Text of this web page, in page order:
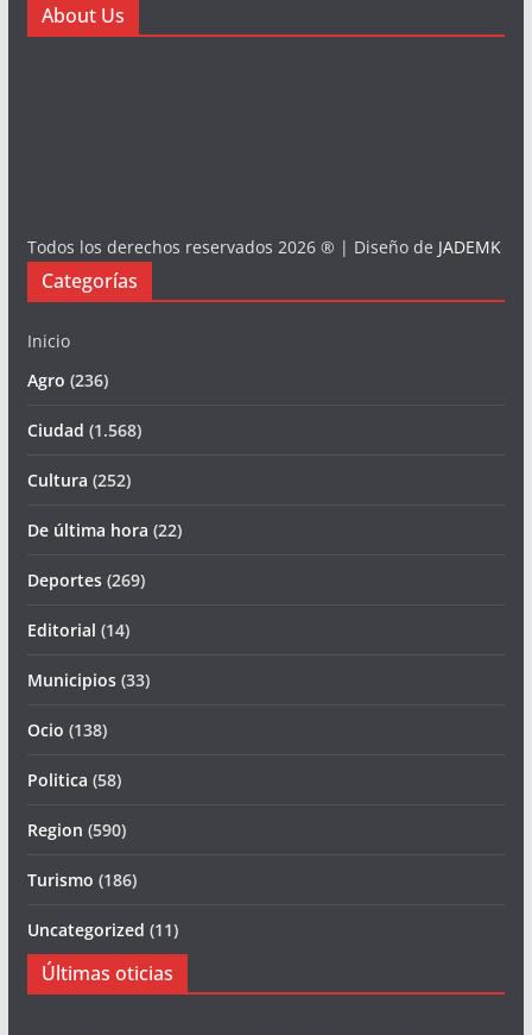
About Us
Todos los derechos reservados 2026 ® | Diseño de JADEMK
Categorías
Inicio
Agro (236)
Ciudad (1.568)
Cultura (252)
De última hora (22)
Deportes(269)
Editorial (14)
Municipios(33)
Ocio (138)
Politica (58)
Region (590)
Turismo (186)
Uncategorized (11)
Últimas oticias